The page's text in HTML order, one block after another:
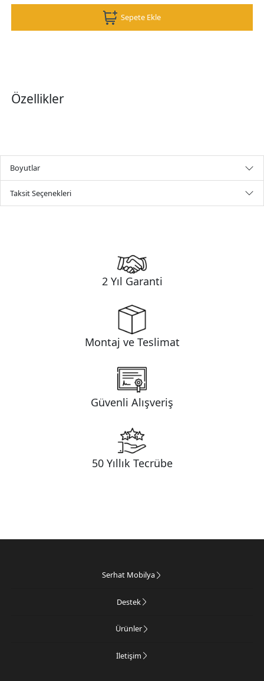
Sepete Ekle
Özellikler
Boyutlar
Taksit Seçenekleri
2 Yıl Garanti
Montaj ve Teslimat
Güvenli Alışveriş
50 Yıllık Tecrübe
Serhat Mobilya
Destek
Ürünler
İletişim